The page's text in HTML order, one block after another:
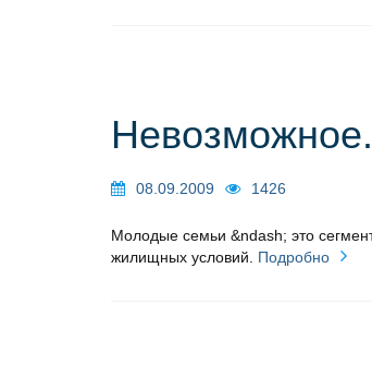
08.09.2009 1426
Молодые семьи &ndash; это
жилищных условий. Подробно